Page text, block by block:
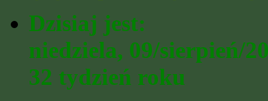
Dzisiaj jest:
niedziela, 09/sierpień/
32 tydzień roku